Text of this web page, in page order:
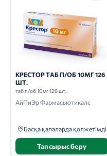
КРЕСТОР ТАБ П/ОБ 10МГ 126
ШТ.
таб п/об 10мг 126 шт.
АйПиЭр Фармасьютикалс
Басқа қалаларда қолжетімді
Тапсырыс беру